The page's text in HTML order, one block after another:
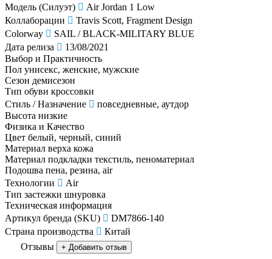
Модель (Силуэт)
Air Jordan 1 Low
Коллаборации
Travis Scott, Fragment Design
Colorway
SAIL / BLACK-MILITARY BLUE
Дата релиза
13/08/2021
Выбор и Практичность
Пол унисекс, женские, мужские
Сезон демисезон
Тип обуви кроссовки
Стиль / Назначение
повседневные, аутдор
Высота низкие
Физика и Качество
Цвет белый, черный, синий
Материал верха кожа
Материал подкладки текстиль, пеноматериал
Подошва пена, резина, air
Технологии
Air
Тип застежки шнуровка
Техническая информация
Артикул бренда (SKU)
DM7866-140
Страна производства
Китай
Отзывы
+ Добавить отзыв